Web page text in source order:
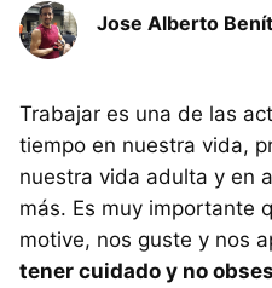
Jose Alberto
Trabajar es una de las
tiempo en nuestra vida,
nuestra vida adulta y en
más. Es muy importante
motive, nos guste y nos
tener cuidado y no